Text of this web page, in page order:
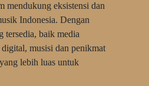
mendukung eksistensi dan
Indonesia. Dengan
tersedia, baik media
musisi dan penikmat
lebih luas untuk